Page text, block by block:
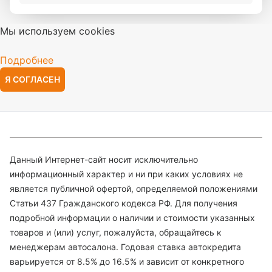
Мы используем cookies
Подробнее
Я СОГЛАСЕН
Данный Интернет-сайт носит исключительно
информационный характер и ни при каких условиях не
является публичной офертой, определяемой положениями
Статьи 437 Гражданского кодекса РФ. Для получения
подробной информации о наличии и стоимости указанных
товаров и (или) услуг, пожалуйста, обращайтесь к
менеджерам автосалона. Годовая ставка автокредита
варьируется от 8.5% до 16.5% и зависит от конкретного